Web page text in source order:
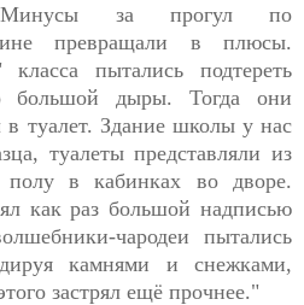
Минусы за прогул по
превращали в плюсы.
пытались подтереть
большой дыры. Тогда они
туалет. Здание школы у нас
туалеты представляли из
в кабинках во дворе.
как раз большой надписью
чародеи пытались
камнями и снежками,
застрял ещё прочнее."